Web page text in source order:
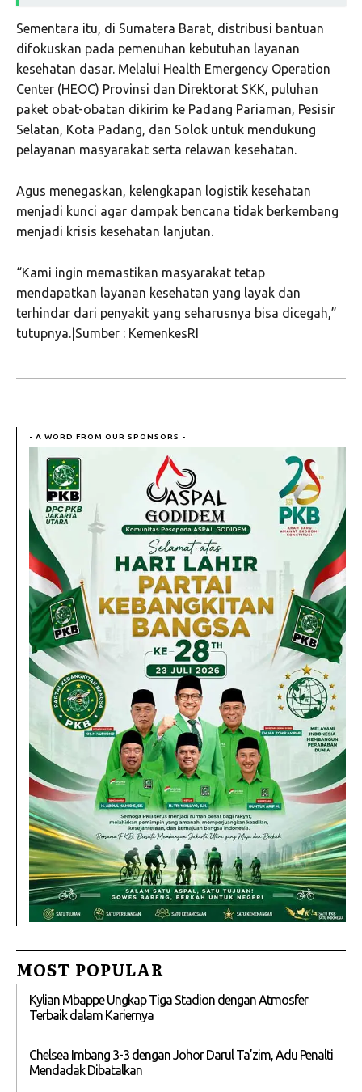
Sementara itu, di Sumatera Barat, distribusi bantuan
difokuskan pada pemenuhan kebutuhan layanan
kesehatan dasar. Melalui Health Emergency Operation
Center (HEOC) Provinsi dan Direktorat SKK, puluhan
paket obat-obatan dikirim ke Padang Pariaman, Pesisir
Selatan, Kota Padang, dan Solok untuk mendukung
pelayanan masyarakat serta relawan kesehatan.
Agus menegaskan, kelengkapan logistik kesehatan
menjadi kunci agar dampak bencana tidak berkembang
menjadi krisis kesehatan lanjutan.
“Kami ingin memastikan masyarakat tetap
mendapatkan layanan kesehatan yang layak dan
terhindar dari penyakit yang seharusnya bisa dicegah,”
tutupnya.|Sumber : KemenkesRI
- A WORD FROM OUR SPONSORS -
MOST POPULAR
Kylian Mbappe Ungkap Tiga Stadion dengan Atmosfer
Terbaik dalam Kariernya
Chelsea Imbang 3-3 dengan Johor Darul Ta’zim, Adu Penalti
Mendadak Dibatalkan